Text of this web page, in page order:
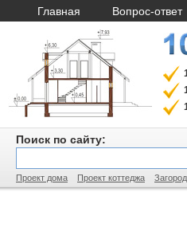
Главная Вопрос-ответ
Поиск по сайту:
Проект дома Проект коттеджа